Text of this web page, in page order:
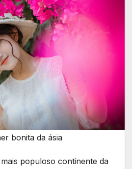
bonita da ásia
populoso continente da